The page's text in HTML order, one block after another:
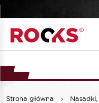
Strona główna ›